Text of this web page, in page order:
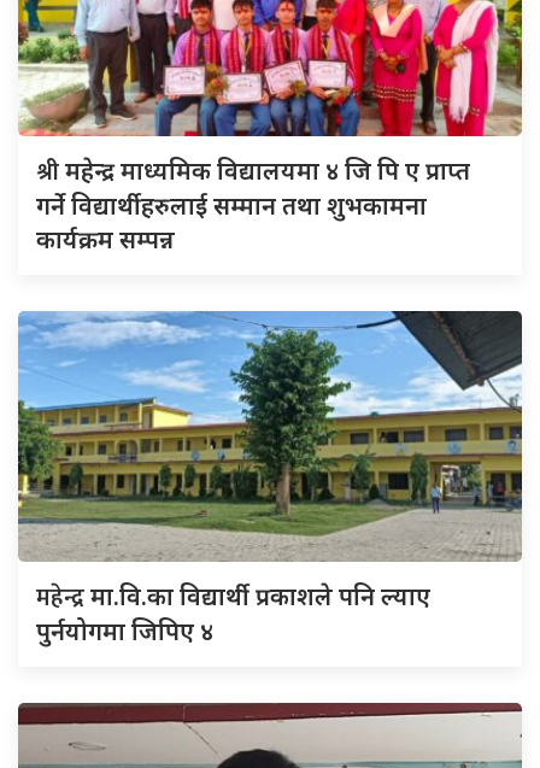
श्रीमहेन्द्र माध्यमिक विद्यालयमा ४ जि पि ए प्राप्त
गर्ने विद्यार्थीहरुलाई सम्मान तथा शुभकामना
कार्यक्रम सम्पन्न
महेन्द्रमा.वि.का विद्यार्थी प्रकाशले पनि ल्याए
पुर्नयोगमा जिपिए ४